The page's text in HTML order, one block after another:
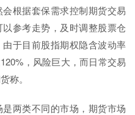
根据套保需求控制期货交易
参考走势，及时调整股票仓
于目前股指期权隐含波动率
，风险巨大，而日常交易
称。
两类不同的市场，期货市场